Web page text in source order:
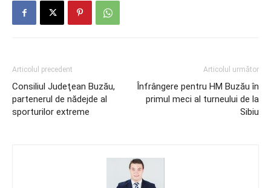
Articolul precedent
Consiliul Judeţean Buzău,
partenerul de nădejde al
sporturilor extreme
Articolul următor
Înfrângere pentru HM Buzău în
primul meci al turneului de la
Sibiu